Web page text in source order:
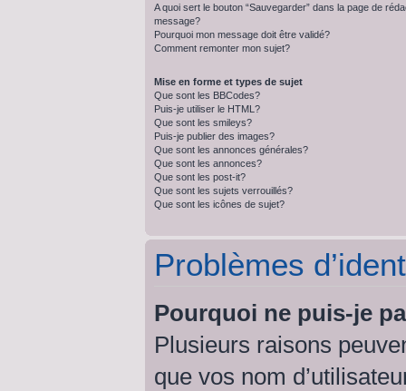
A quoi sert le bouton “Sauvegarder” dans la page de
message?
Pourquoi mon message doit être validé?
Comment remonter mon sujet?
Mise en forme et types de sujet
Que sont les BBCodes?
Puis-je utiliser le HTML?
Que sont les smileys?
Puis-je publier des images?
Que sont les annonces générales?
Que sont les annonces?
Que sont les post-it?
Que sont les sujets verrouillés?
Que sont les icônes de sujet?
Problèmes
Pourquoi ne puis-je
Plusieurs raisons
que vos nom